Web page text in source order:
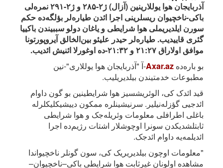
آذربایجان هوا یوللارینین (آزال) ژ۲-۲۸۵ و ژ۲-۲۹۱ نمره‌لی
باکی-ناخچیوان ریسلرینی اجرا ائد‌ن طیاره‌لر بؤلگه‌ده حکم
سورن ایلدیریملی هوا شرایطی و یاغان دولو سببیندن باکییا
گئری قاییدیب. طیاره‌لر حیدر علیئو بین‌الخالق آیروپورتونا
موافق اولاراق ۲۱:۲۷ و ۲۱:۳۲-ده اوغورلا ائنیش ائدیب.
بو باره‌ده Axar.az-آ "آذربایجان هوا یوللاری"-نین
مطبوعات خدمتیندن بیلدیریلیب.
قید ائدک کی، الوئریشسیز هوا شرایطینین بو گون داوام
ائدجیی گؤزله‌نیلیر. سرنیشینلره ممکون دییشیکلیکلرله
باغلی اطرافلی معلومات وئریله‌جک و هوا شرایطی
ثابتلشدیکدن سونرا اوچوشلار اشتات رژیم‌ده اجرا
ائدیلمه‌یه داوام ائد‌جک.
"معلومات اوچون بیلدیریریک کی، سون گونلر ناخچیواندا
مشاهده اولونان غیرثابت هوا شرایطی باکی–ناخچیوان–